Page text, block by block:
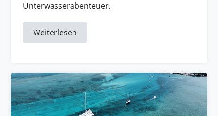
Unterwasserabenteuer.
Weiterlesen